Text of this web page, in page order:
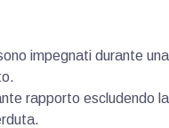
impegnati durante
rapporto escludendo